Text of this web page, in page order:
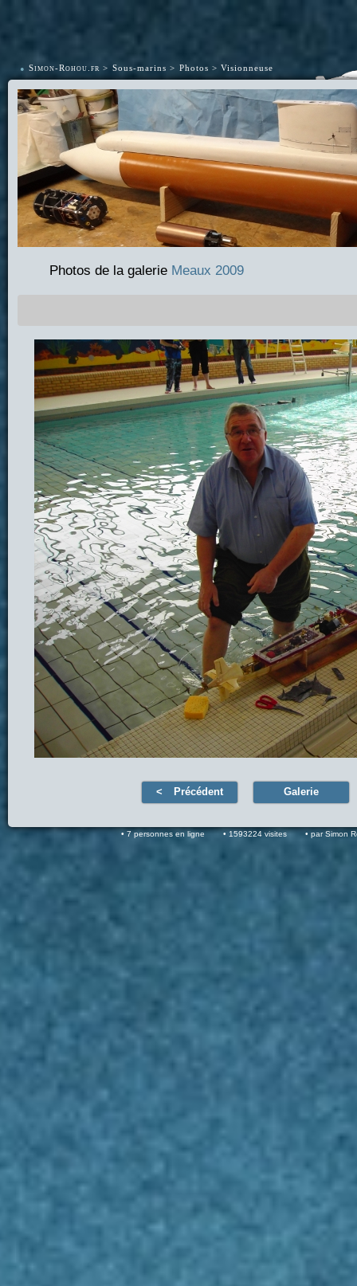
• Simon-Rohou.fr Sous-marins Photos Visionneuse
Photos de la galerie Meaux 2009
Précédent Galerie
7 personnes en ligne 1593224 visites par Simon